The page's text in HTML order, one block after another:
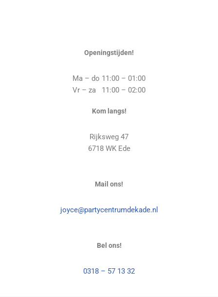
Openingstijden!
Ma – do 11:00 – 01:00
Vr – za 11:00 – 02:00
Kom langs!
Rijksweg 47
6718 WK Ede
Mail ons!
joyce@partycentrumdekade.nl
Bel ons!
0318 – 57 13 32